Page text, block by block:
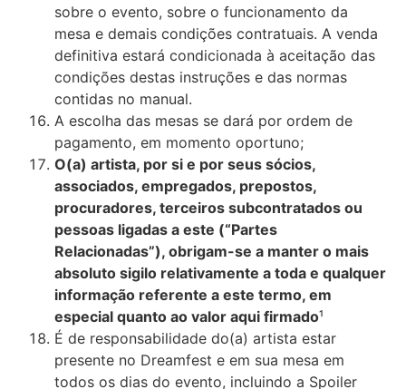
sobre o evento, sobre o funcionamento da
mesa e demais condições contratuais. A venda
definitiva estará condicionada à aceitação das
condições destas instruções e das normas
contidas no manual.
A escolha das mesas se dará por ordem de
pagamento, em momento oportuno;
O(a) artista, por si e por seus sócios,
associados, empregados, prepostos,
procuradores, terceiros subcontratados ou
pessoas ligadas a este (“Partes
Relacionadas”), obrigam-se a manter o mais
absoluto sigilo relativamente a toda e qualquer
informação referente a este termo, em
especial quanto ao valor aqui firmado¹
É de responsabilidade do(a) artista estar
presente no Dreamfest e em sua mesa em
todos os dias do evento, incluindo a Spoiler